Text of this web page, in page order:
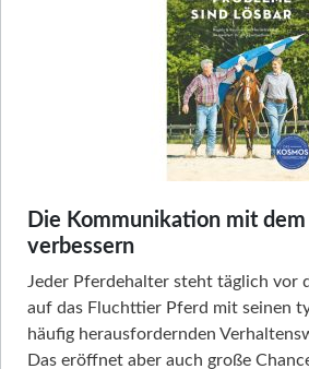
Die Kommunikation mit dem
verbessern
Jeder Pferdehalter steht täglich vor
auf das Fluchttier Pferd mit seinen
häufig herausfordernden
Das eröffnet aber auch große